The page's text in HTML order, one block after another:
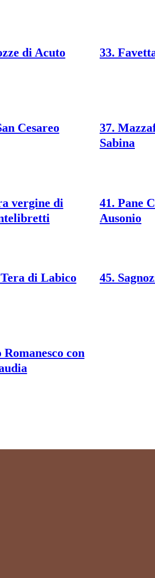
di Acuto 33.
Cesareo
37.
Sabina
vergine di
41. Pane
Ausonio
di Labico 45.
con